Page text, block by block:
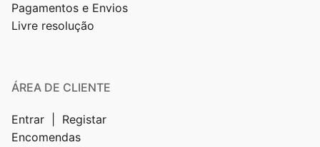
Pagamentos e Envios
Livre resolução
ÁREA DE CLIENTE
Entrar | Registar
Encomendas